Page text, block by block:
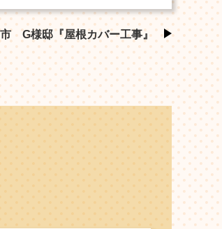
G様邸『屋根カバー工事』